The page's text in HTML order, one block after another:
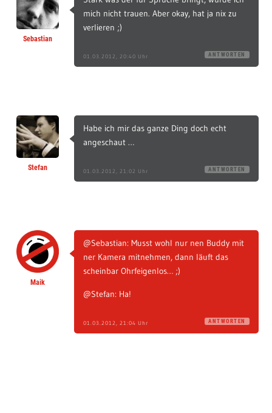
Sebastian
mich nicht trauen. Aber okay, hat ja nix zu
verlieren ;)
01.03.2012, 20:40 Uhr ANTWORTEN
Stefan
Habe ich mir das ganze Ding doch echt
angeschaut …
01.03.2012, 21:02 Uhr ANTWORTEN
Maik
@Sebastian: Musst wohl nur nen Buddy mit
ner Kamera mitnehmen, dann läuft das
scheinbar Ohrfeigenlos… ;)
@Stefan: Ha!
01.03.2012, 21:04 Uhr ANTWORTEN